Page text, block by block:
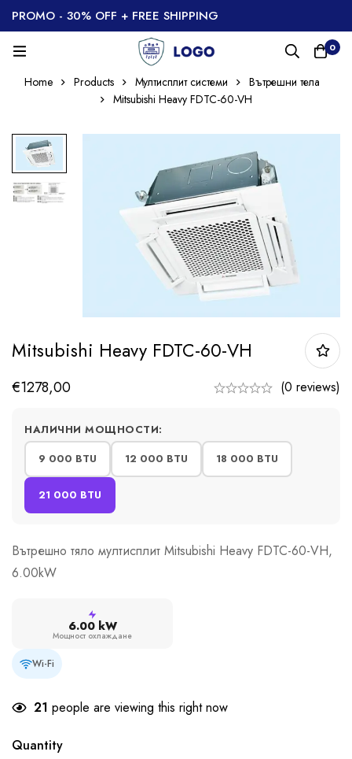
PROMO - 30% OFF + FREE SHIPPING
0
Home Products Мултисплит системи
Вътрешни тела
Mitsubishi Heavy FDTC-60-VH
Mitsubishi Heavy FDTC-60-VH
€1278,00 (0 reviews)
НАЛИЧНИ МОЩНОСТИ:
9 000 BTU
12 000 BTU 18 000 BTU
21 000 BTU
Вътрешно тяло мултисплит Mitsubishi Heavy FDTC-60-VH,
6.00kW
6.00 kW
Мощност охлаждане
Wi-Fi
21 people are viewing this right now
Quantity